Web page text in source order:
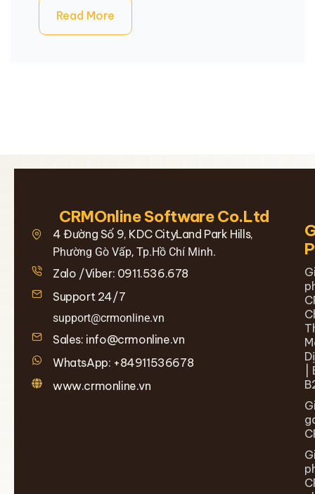
Read More
CRMOnline Software Co.Ltd
4 Đường Số 9, KDC CityLand Park Hills,
Phường Gò Vấp, Tp.Hồ Chí Minh.
Zalo /Viber: 0911.536.678
Support 24/7
support@crmonline.vn
Sales: info@crmonline.vn
WhatsApp: +84911536678
www.crmonline.vn